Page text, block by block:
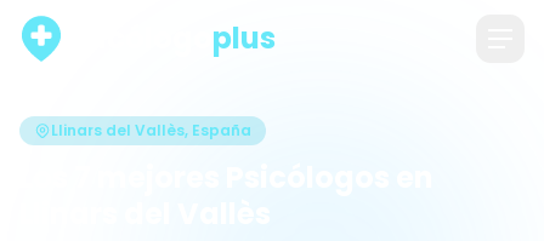
plus
Llinars del Vallès, España